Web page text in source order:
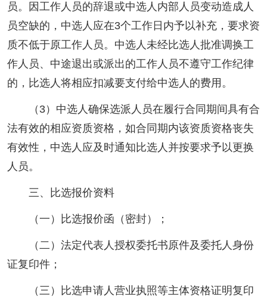
员。因工作人员的辞退或中选人内部人员变动造成人
员空缺的，中选人应在3个工作日内予以补充，要求资
质不低于原工作人员。中选人未经比选人批准调换工
作人员、中途退出或派出的工作人员不遵守工作纪律
的，比选人将相应扣减要支付给中选人的费用。
（3）中选人确保选派人员在履行合同期间具有合
法有效的相应资质资格，如合同期内该资质资格丧失
有效性，中选人应及时通知比选人并按要求予以更换
人员。
三、比选报价资料
（一）比选报价函（密封）；
（二）法定代表人授权委托书原件及委托人身份
证复印件；
（三）比选申请人营业执照等主体资格证明复印